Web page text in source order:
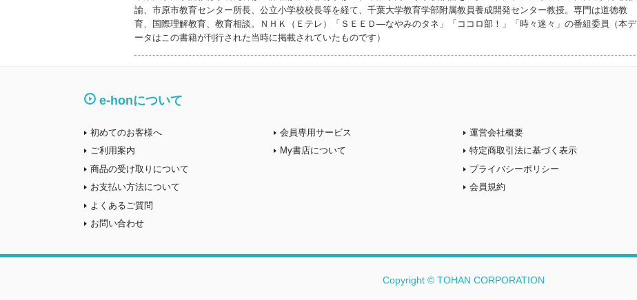
諭、市原市教育センター所長、公立小学校校長等を経て、千葉大学教育学部附属教員養成開発センター教授。専門は道徳教
育、国際理解教育、教育相談。ＮＨＫ（Ｅテレ）「ＳＥＥＤ―なやみのタネ」「ココロ部！」「時々迷々」の番組委員（本デ
ータはこの書籍が刊行された当時に掲載されていたものです）
e-honについて
初めてのお客様へ
ご利用案内
商品の受け取りについて
お支払い方法について
よくあるご質問
お問い合わせ
会員専用サービス
My書店について
運営会社概要
特定商取引法に基づく表示
プライバシーポリシー
会員規約
Copyright © TOHAN CORPORATION